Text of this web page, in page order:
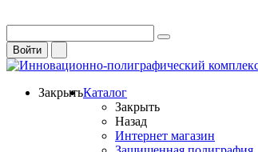
Войти
ЗакрытьКаталог
Закрыть
Назад
Интернет магазин